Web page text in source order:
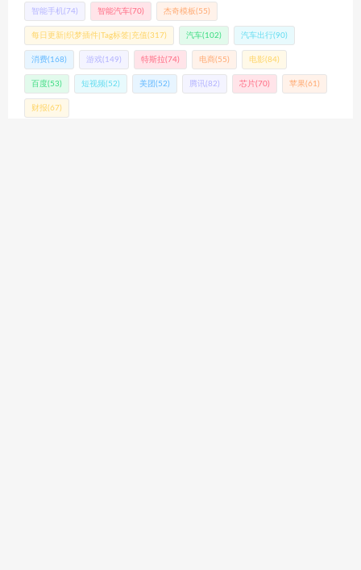
智能手机(74) 智能汽车(70) 杰奇模板(55)
每日更新|织梦插件|Tag标签|充值(317) 汽车(102) 汽车出行(90)
消费(168) 游戏(149) 特斯拉(74) 电商(55) 电影(84)
百度(53) 短视频(52) 美团 (52) 腾讯(82) 芯片(70) 苹果(61)
财报(67)